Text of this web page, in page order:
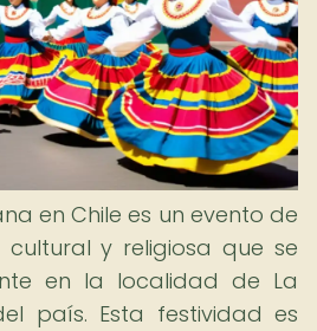
en Chile es un evento de
y religiosa que se
en la localidad de La
país. Esta festividad es